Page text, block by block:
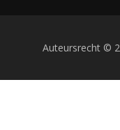
Auteursrecht ©